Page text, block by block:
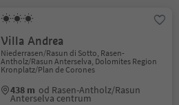
Villa Andrea
Niederrasen/Rasun di Sotto, Rasen-
Antholz/Rasun Anterselva, Dolomites Region
Kronplatz/Plan de Corones
438 m od Rasen-Antholz/Rasun
Anterselva centrum